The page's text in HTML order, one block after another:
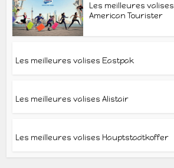
Les meilleures valises
American Tourister
Les meilleures valises Eastpak
Les meilleures valises Alistair
Les meilleures valises Hauptstadtkoffer